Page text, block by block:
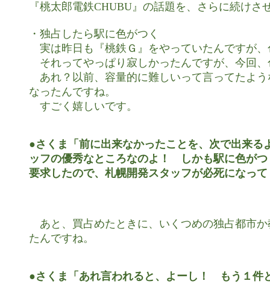
『桃太郎電鉄CHUBU』の話題を、さらに続けさ
・独占したら駅に色がつく
実は昨日も『桃鉄Ｇ』をやっていたんですが
それってやっぱり寂しかったんですが、今回
あれ？以前、容量的に難しいって言ってたよ
なったんですね。
すごく嬉しいです。
●さくま「前に出来なかったことを、次で出来る
ッフの優秀なところなのよ！　しかも駅に色が
要求したので、札幌開発スタッフが必死になっ
あと、買占めたときに、いくつめの独占都市
たんですね。
●さくま「あれ言われると、よーし！　もう１件